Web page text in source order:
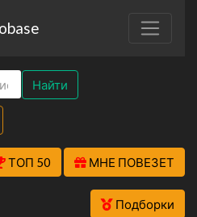
Найти
ТОП 50 МНЕ ПОВЕЗЕТ
Подборки